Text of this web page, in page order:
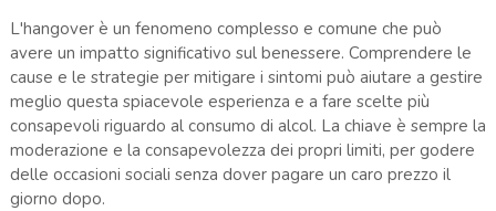
L'hangover è un fenomeno complesso e comune che può
avere un impatto significativo sul benessere. Comprendere le
cause e le strategie per mitigare i sintomi può aiutare a gestire
meglio questa spiacevole esperienza e a fare scelte più
consapevoli riguardo al consumo di alcol. La chiave è sempre la
moderazione e la consapevolezza dei propri limiti, per godere
delle occasioni sociali senza dover pagare un caro prezzo il
giorno dopo.